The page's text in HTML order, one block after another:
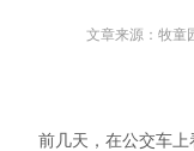
文章来源：牧童
前几天，在公交车上